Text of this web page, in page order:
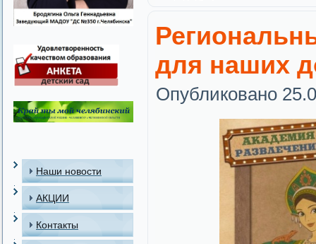
Наши новости
АКЦИИ
Контакты
для наших
Опубликовано